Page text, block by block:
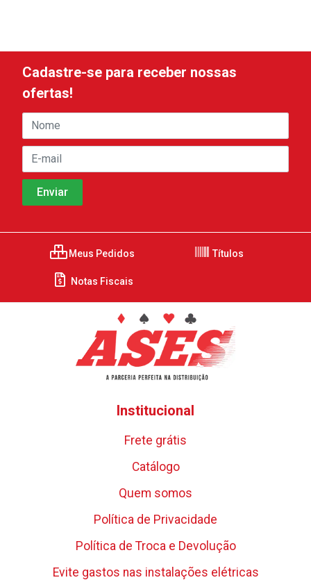
Cadastre-se para receber nossas
ofertas!
Meus Pedidos Títulos
Notas Fiscais
Institucional
Frete grátis
Catálogo
Quem somos
Política de Privacidade
Política de Troca e Devolução
Evite gastos nas instalações elétricas